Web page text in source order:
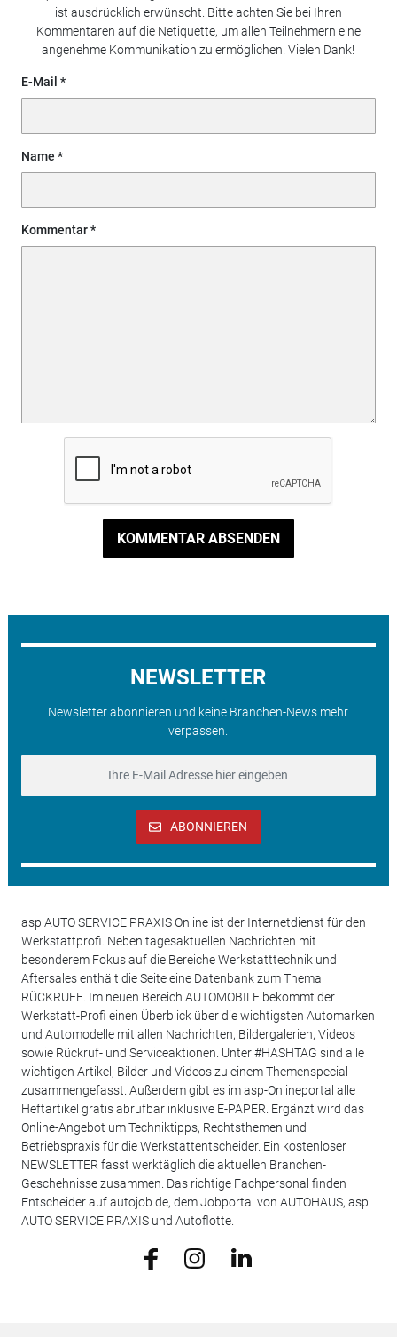
ist ausdrücklich erwünscht. Bitte achten Sie bei Ihren
Kommentaren auf die Netiquette, um allen Teilnehmern eine
angenehme Kommunikation zu ermöglichen. Vielen Dank!
E-Mail
Name
Kommentar
KOMMENTAR ABSENDEN
NEWSLETTER
Newsletter abonnieren und keine Branchen-News mehr
verpassen.
ABONNIEREN
asp AUTO SERVICE PRAXIS Online ist der Internetdienst für den
Werkstattprofi. Neben tagesaktuellen Nachrichten mit
besonderem Fokus auf die Bereiche Werkstatttechnik und
Aftersales enthält die Seite eine Datenbank zum Thema
RÜCKRUFE. Im neuen Bereich AUTOMOBILE bekommt der
Werkstatt-Profi einen Überblick über die wichtigsten Automarken
und Automodelle mit allen Nachrichten, Bildergalerien, Videos
sowie Rückruf- und Serviceaktionen. Unter #HASHTAG sind alle
wichtigen Artikel, Bilder und Videos zu einem Themenspecial
zusammengefasst. Außerdem gibt es im asp-Onlineportal alle
Heftartikel gratis abrufbar inklusive E-PAPER. Ergänzt wird das
Online-Angebot um Techniktipps, Rechtsthemen und
Betriebspraxis für die Werkstattentscheider. Ein kostenloser
NEWSLETTER fasst werktäglich die aktuellen Branchen-
Geschehnisse zusammen. Das richtige Fachpersonal finden
Entscheider auf autojob.de, dem Jobportal von AUTOHAUS, asp
AUTO SERVICE PRAXIS und Autoflotte.